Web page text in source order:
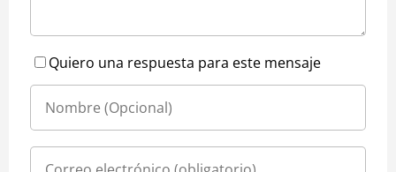
Quiero una respuesta para este mensaje